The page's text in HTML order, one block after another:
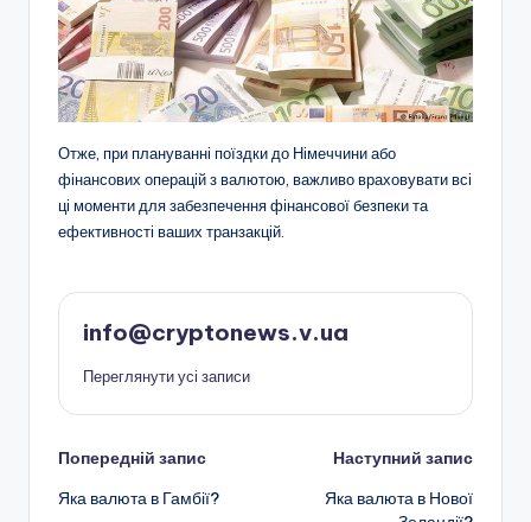
Отже, при плануванні поїздки до Німеччини або
фінансових операцій з валютою, важливо враховувати всі
ці моменти для забезпечення фінансової безпеки та
ефективності ваших транзакцій.
info@cryptonews.v.ua
Переглянути усі записи
Навігація
по
Попередній запис
Яка валюта в Гамбії?
Наступний запис
Яка валюта в Нової